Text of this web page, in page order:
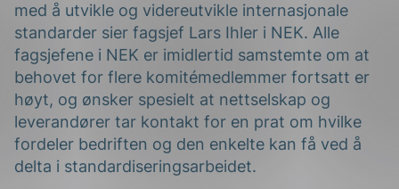
med å utvikle og videreutvikle internasjonale
standarder sier fagsjef Lars Ihler i NEK. Alle
fagsjefene i NEK er imidlertid samstemte om at
behovet for flere komitémedlemmer fortsatt er
høyt, og ønsker spesielt at nettselskap og
leverandører tar kontakt for en prat om hvilke
fordeler bedriften og den enkelte kan få ved å
delta i standardiseringsarbeidet.